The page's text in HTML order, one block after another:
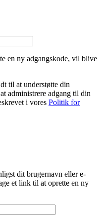
en ny adgangskode, vil blive
til at understøtte din
administrere adgang til din
i vores Politik for
dit brugernavn eller e-
et link til at oprette en ny